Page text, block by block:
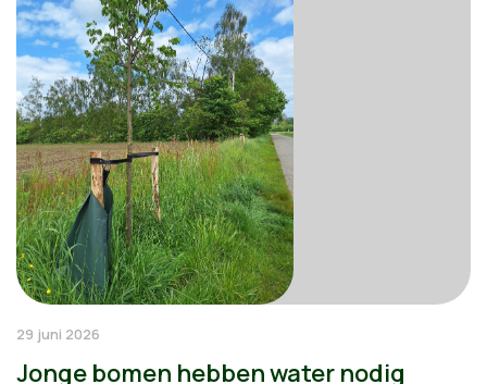
29 juni 2026
Jonge bomen hebben water nodig